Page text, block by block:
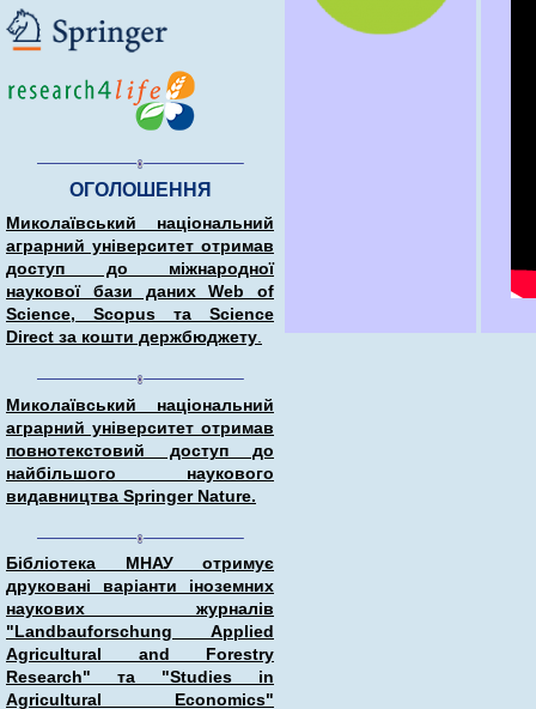
ОГОЛОШЕННЯ
Миколаївський національний
аграрний університет отримав
доступ до міжнародної
наукової бази даних Web of
Science, Scopus та Science
Direct за кошти держбюджету
Миколаївський національний
аграрний університет отримав
повнотекстовий доступ до
найбільшого наукового
видавництва Springer Nature.
Бібліотека МНАУ отримує
друковані варіанти іноземних
наукових журналів
"Landbauforschung Applied
Agricultural and Forestry
Research" та "Studies in
Agricultural Economics"